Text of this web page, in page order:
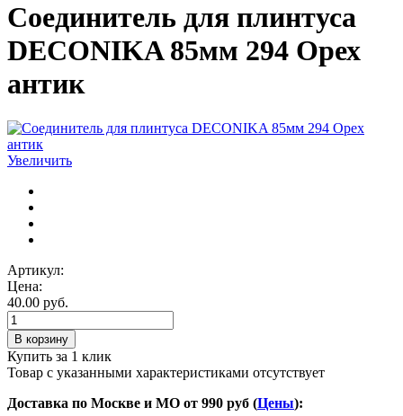
Соединитель для плинтуса
DECONIKA 85мм 294 Орех
антик
Увеличить
Артикул:
Цена:
40.00 руб.
В корзину
Купить за 1 клик
Товар с указанными характеристиками отсутствует
Доставка по Москве и МО от 990 руб (Цены):